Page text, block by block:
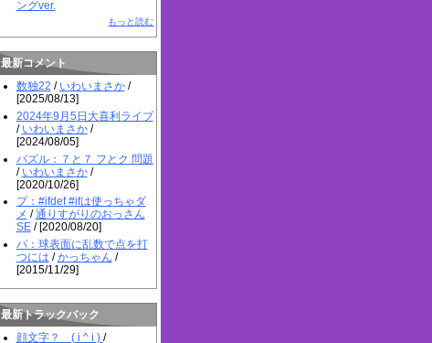
ングver.
もっと読む
最新コメント
数独22 / いわいまさか/
[2025/08/13]
2024年9月5日大喜利ライブ
/ いわいまさか/
[2024/08/05]
パズル：７と７ フとク 問題
/ いわいまさか/
[2020/10/26]
プ：#ifdef #ifは使っちゃダ
メ /通りすがりのおっさん
SE/ [2020/08/20]
パ：球表面に乱数で点を打
つには /かっちゃん /
[2015/11/29]
最新トラックバック
顔文字？ ( i ^ i ) /